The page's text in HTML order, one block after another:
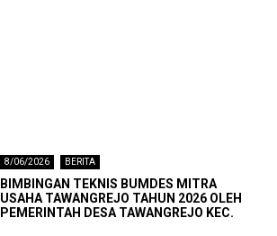
8/06/2026 BERITA
BIMBINGAN TEKNIS BUMDES MITRA
USAHA TAWANGREJO TAHUN 2026 OLEH
PEMERINTAH DESA TAWANGREJO KEC.